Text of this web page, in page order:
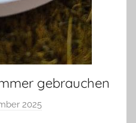
gebrauchen
2025